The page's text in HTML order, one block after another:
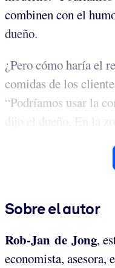
combinen con el
dueño.
¿Pero cómo haría el
comidas de los
“Podríamos usar la
dijo el dueño. En la
Sobre el autor
Rob-Jan de Jong,
economista, asesora,